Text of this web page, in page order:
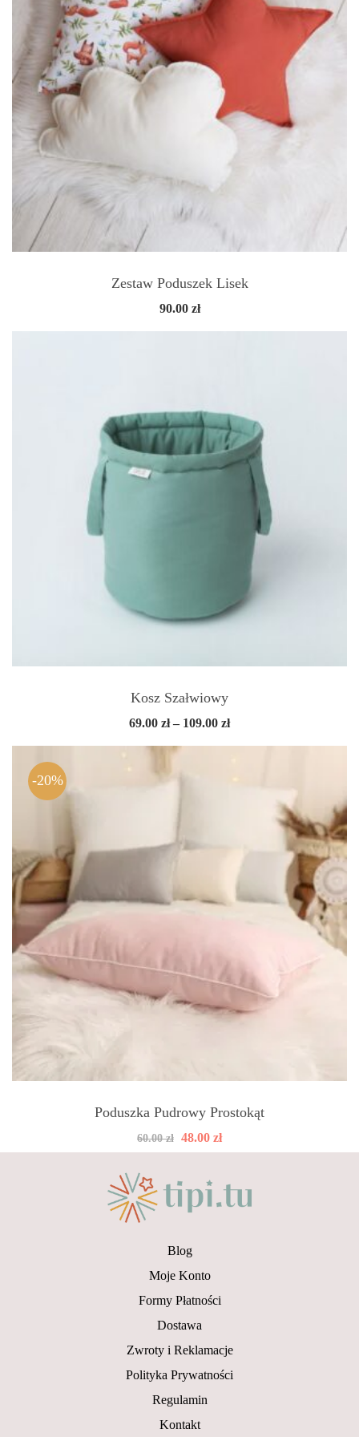
Zestaw Poduszek Lisek
90.00 zł
Kosz Szałwiowy
69.00 zł – 109.00 złZakres
od
-20%
Poduszka Pudrowy Prostokąt
60.00zł Pierwotna
cena
48.00 złAktualna
cena
Blog
Moje Konto
Formy Płatności
Dostawa
Zwroty i Reklamacje
Polityka Prywatności
Regulamin
Kontakt